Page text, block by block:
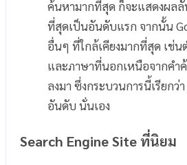
ค้นหามากที่สุด ก็จะแสดงผลลั
ที่สุดเป็นอันดับแรก จากนั้น
อื่นๆ ที่ใกล้เคียงมากที่สุด เช่
และภาษาที่นอกเหนือจากคำ
ลงมา ซึ่งกระบวนการนี้เรียกว่
อันดับ นั่นเอง
Search Engine Site ที่นิยม